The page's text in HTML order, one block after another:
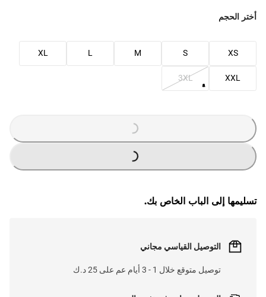
أختر الحجم
XS
S
M
L
XL
XXL
3XL
G
.
G
.
تسليمها إلى الباب الخاص بك.
التوصيل القياسي مجاني
توصيل متوقع خلال 1 - 3 أيام عم على 25 د.ك